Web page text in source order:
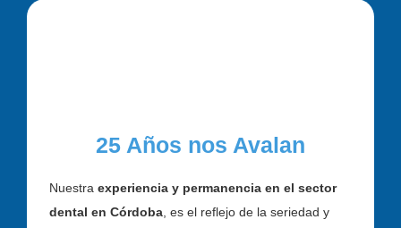
25 Años nos Avalan
Nuestra experiencia y permanencia en el sector
dental en Córdoba , es el reflejo de la seriedad y